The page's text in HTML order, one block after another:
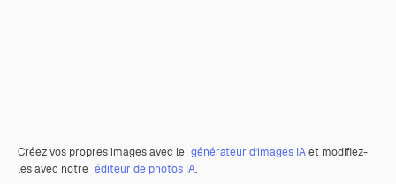
Créez vos propres images avec le générateur d’images IAet modifiez-
les avec notre éditeur de photos IA.